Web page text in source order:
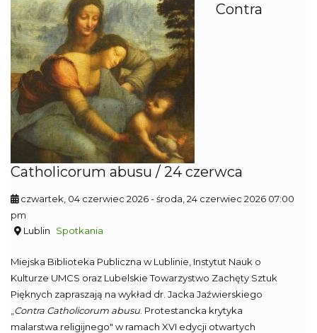
Contra
Catholicorum abusu / 24 czerwca
czwartek, 04 czerwiec 2026- środa, 24 czerwiec 2026 07:00
pm
Lublin
Spotkania
Miejska Biblioteka Publiczna w Lublinie, Instytut Nauk o
Kulturze UMCS oraz Lubelskie Towarzystwo Zachęty Sztuk
Pięknych zapraszają na wykład dr. Jacka Jaźwierskiego
Contra Catholicorum abusu . Protestancka krytyka
malarstwa religijnego" w ramach XVI edycji otwartych